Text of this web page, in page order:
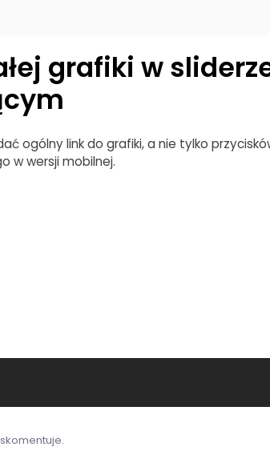
grafiki w
ogólny link do grafiki, a nie tylko
w wersji mobilnej.